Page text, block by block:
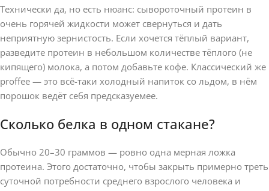
Технически да, но есть нюанс: сывороточный протеин в
очень горячей жидкости может свернуться и дать
неприятную зернистость. Если хочется тёплый вариант,
разведите протеин в небольшом количестве тёплого (не
кипящего) молока, а потом добавьте кофе. Классический же
proffee — это всё-таки холодный напиток со льдом, в нём
порошок ведёт себя предсказуемее.
Сколько белка в одном стакане?
Обычно 20–30 граммов — ровно одна мерная ложка
протеина. Этого достаточно, чтобы закрыть примерно треть
суточной потребности среднего взрослого человека и